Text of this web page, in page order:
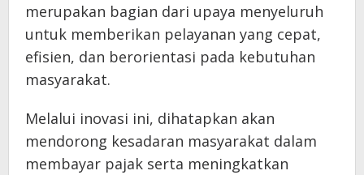
merupakan bagian dari upaya menyeluruh
untuk memberikan pelayanan yang cepat,
efisien, dan berorientasi pada kebutuhan
masyarakat.
Melalui inovasi ini, dihatapkan akan
mendorong kesadaran masyarakat dalam
membayar pajak serta meningkatkan